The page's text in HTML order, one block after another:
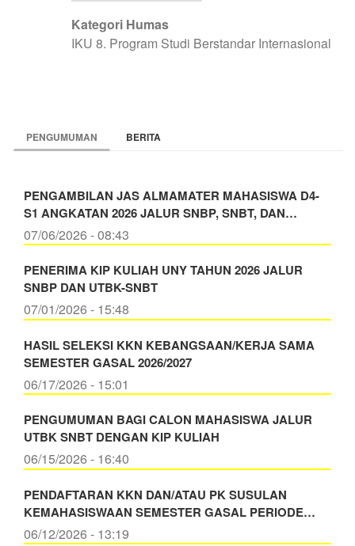
Kategori Humas
IKU 8. Program Studi Berstandar Internasional
PENGUMUMAN BERITA
PENGAMBILAN JAS ALMAMATER MAHASISWA D4-
S1 ANGKATAN 2026 JALUR SNBP, SNBT, DAN…
07/06/2026 - 08:43
PENERIMA KIP KULIAH UNY TAHUN 2026 JALUR
SNBP DAN UTBK-SNBT
07/01/2026 - 15:48
HASIL SELEKSI KKN KEBANGSAAN/KERJA SAMA
SEMESTER GASAL 2026/2027
06/17/2026 - 15:01
PENGUMUMAN BAGI CALON MAHASISWA JALUR
UTBK SNBT DENGAN KIP KULIAH
06/15/2026 - 16:40
PENDAFTARAN KKN DAN/ATAU PK SUSULAN
KEMAHASISWAAN SEMESTER GASAL PERIODE…
06/12/2026 - 13:19